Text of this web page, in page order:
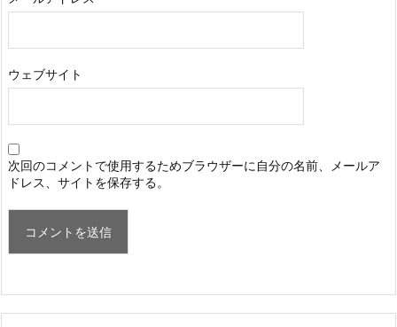
ウェブサイト
次回のコメントで使用するためブラウザーに自分の名前、メールア
ドレス、サイトを保存する。